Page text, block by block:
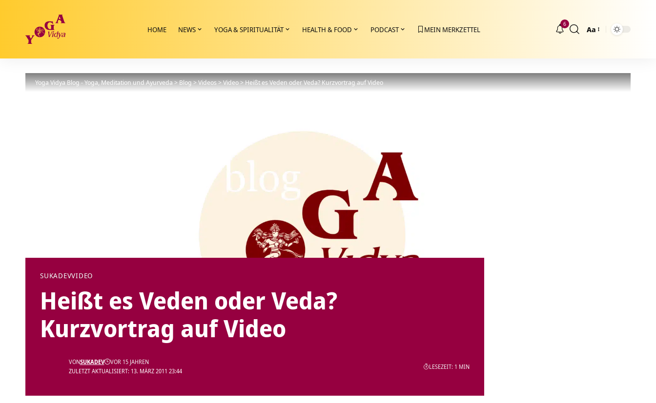
HOME NEWS YOGA & SPIRITUALITÄT HEALTH & FOOD PODCAST MEIN MERKZETTEL
6
Größenänderung
Aa
Yoga Vidya Blog - Yoga, Meditation und Ayurveda>Blog>Videos>Video>Heißt es Veden oder Veda? Kurzvortrag auf Video
SUKADEVVIDEO
Heißt es Veden oder Veda?
Kurzvortrag auf Video
ZULETZT AKTUALISIERT: 13. MÄRZ 2011 23:44
VONSUKADEV VOR 15 JAHREN
LESEZEIT: 1 MIN